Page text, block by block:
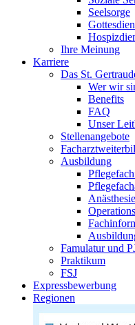
Seelsorge
Ihre Meinung
Karriere
Das St.
Wer wir
Benefits
FAQ
Unser
Stellenangebote
Ausbildung
Famulatur und
Praktikum
FSJ
Expressbewerbung
Regionen